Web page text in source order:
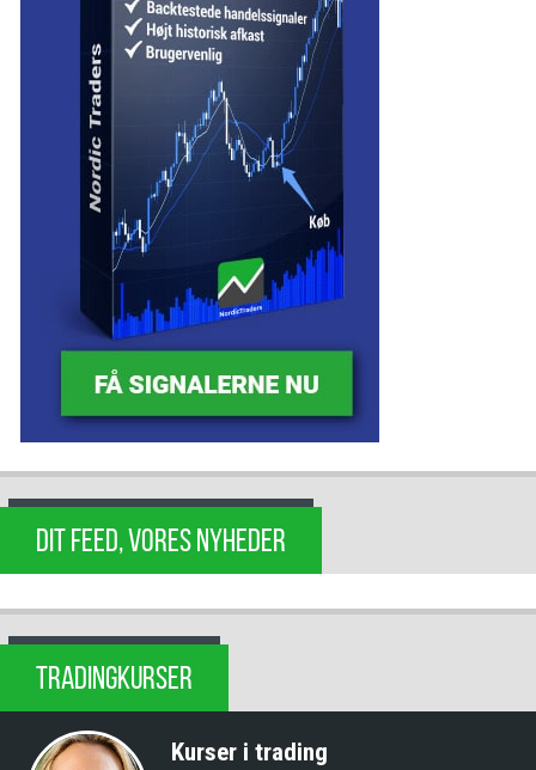
DIT FEED, VORES NYHEDER
TRADINGKURSER
Kurser i trading